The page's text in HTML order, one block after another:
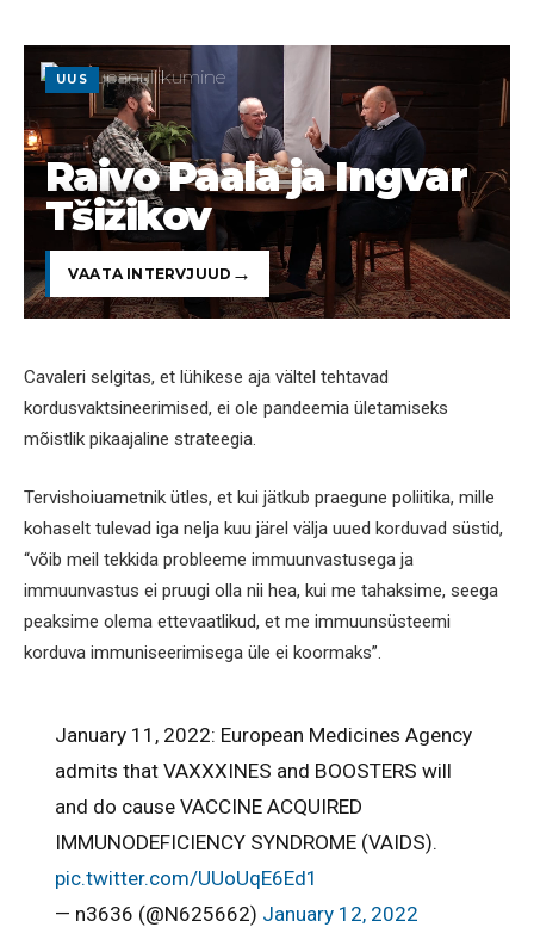
UUS
Raivo Paala ja Ingvar
Tšižikov
VAATA INTERVJUUD
Cavaleri selgitas, et lühikese aja vältel tehtavad
kordusvaktsineerimised, ei ole pandeemia ületamiseks
mõistlik pikaajaline strateegia.
Tervishoiuametnik ütles, et kui jätkub praegune poliitika, mille
kohaselt tulevad iga nelja kuu järel välja uued korduvad süstid,
“võib meil tekkida probleeme immuunvastusega ja
immuunvastus ei pruugi olla nii hea, kui me tahaksime, seega
peaksime olema ettevaatlikud, et me immuunsüsteemi
korduva immuniseerimisega üle ei koormaks”.
January 11, 2022: European Medicines Agency
admits that VAXXXINES and BOOSTERS will
and do cause VACCINE ACQUIRED
IMMUNODEFICIENCY SYNDROME (VAIDS).
pic.twitter.com/UUoUqE6Ed1
— n3636 (@N625662) January 12, 2022